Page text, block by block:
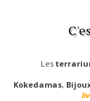
Les
Kokedamas,